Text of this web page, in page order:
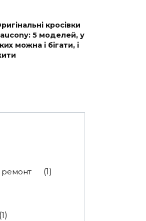
кросівки
5 моделей, у
можна і бігати, і
ремонт (1)
(1)